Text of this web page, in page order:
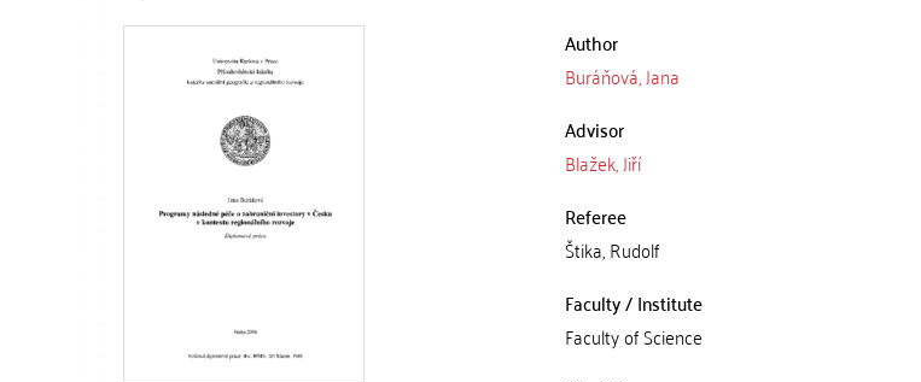
Author
Buráňová, Jana
Advisor
Blažek, Jiří
Referee
Štika, Rudolf
Faculty / Institute
Faculty of Science